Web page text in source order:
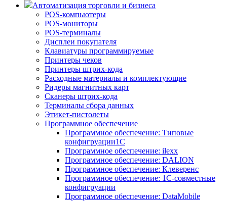
Автоматизация торговли и бизнеса
POS-компьютеры
POS-мониторы
POS-терминалы
Дисплеи покупателя
Клавиатуры программируемые
Принтеры чеков
Принтеры штрих-кода
Расходные материалы и комплектующие
Ридеры магнитных карт
Сканеры штрих-кода
Терминалы сбора данных
Этикет-пистолеты
Программное обеспечение
Программное обеспечение: Типовые
конфигруации1С
Программное обеспечение: ilexx
Программное обеспечение: DALION
Программное обеспечение: Клеверенс
Программное обеспечение: 1С-совместные
конфигруации
Программное обеспечение: DataMobile